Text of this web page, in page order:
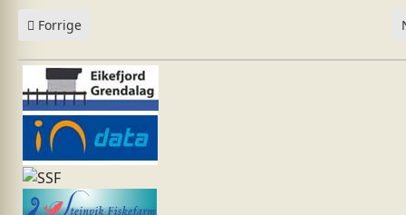
Forrige artikkel: G.nr 51 TONHEIM
Forrige